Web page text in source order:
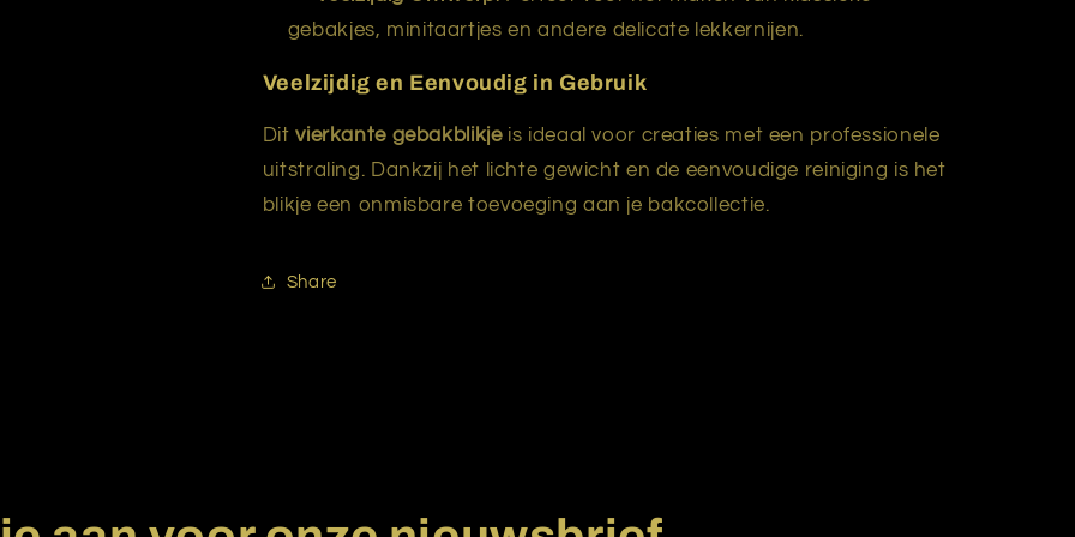
gebakjes, minitaartjes en andere delicate lekkernijen.
Veelzijdig en Eenvoudig in Gebruik
Ditvierkante gebakblikjeis ideaal voor creaties met een professionele
uitstraling. Dankzij het lichte gewicht en de eenvoudige reiniging is het
blikje een onmisbare toevoeging aan je bakcollectie.
Share